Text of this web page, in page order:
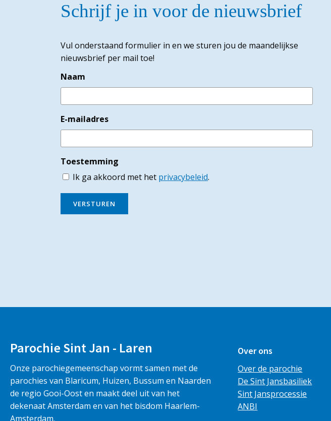
Schrijf je in voor de nieuwsbrief
Vul onderstaand formulier in en we sturen jou de maandelijkse
nieuwsbrief per mail toe!
Naam
E-mailadres
Toestemming
Ik ga akkoord met het privacybeleid.
VERSTUREN
Parochie Sint Jan - Laren
Onze parochiegemeenschap vormt samen met de
parochies van Blaricum, Huizen, Bussum en Naarden
de regio Gooi-Oost en maakt deel uit van het
dekenaat Amsterdam en van het bisdom Haarlem-
Amsterdam.
Over ons
Over de parochie
De Sint Jansbasiliek
Sint Jansprocessie
ANBI